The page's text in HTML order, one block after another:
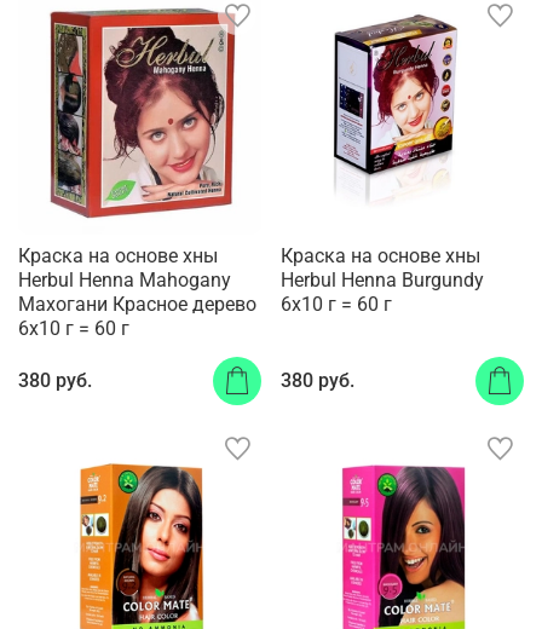
Краска на основе хны
Herbul Henna Mahogany
Махогани Красное дерево
6х10 г = 60 г
380 руб.
Краска на основе хны
Herbul Henna Burgundy
6х10 г = 60 г
380 руб.